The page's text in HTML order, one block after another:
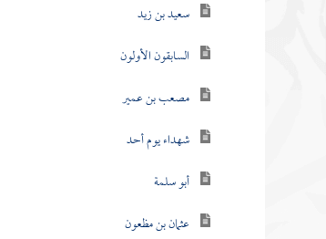
سعيد بن زيد
السابقون الأولون
مصعب بن عمير
شهداء يوم أحد
أبو سلمة
عثمان بن مظعون